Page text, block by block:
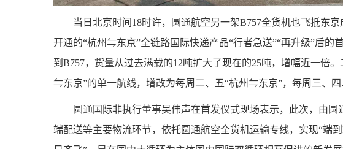
当日北京时间18时许，圆通航空另一架B757全货机也飞抵东
开通的“杭州⇋东京”全链路国际快递产品“行者急送”“再升级”后的
到B757，货量从过去满载的12吨扩大了现在的25吨，增幅近一倍
⇋东京”的单一航线，增改为每周二、五“杭州⇋东京”，每周三、四
圆通国际非执行董事吴伟声在首发仪式现场表示，此次，由
端配送等主要物流环节，依托圆通航空全货机运输专线，实现“端